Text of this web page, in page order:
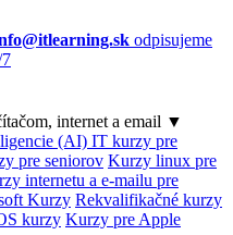
odpisujeme
internet a email ▼
(AI) IT kurzy pre
pre seniorov Kurzy linux pre
internetu a e-mailu pre
Kurzy Rekvalifikačné kurzy
kurzy Kurzy pre Apple